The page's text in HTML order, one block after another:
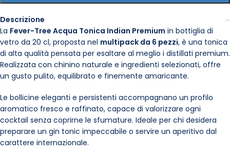
Descrizione
La Fever-Tree Acqua Tonica Indian Premium in bottiglia di
vetro da 20 cl, proposta nel multipack da 6 pezzi, è una tonica
di alta qualità pensata per esaltare al meglio i distillati premium.
Realizzata con chinino naturale e ingredienti selezionati, offre
un gusto pulito, equilibrato e finemente amaricante.
Le bollicine eleganti e persistenti accompagnano un profilo
aromatico fresco e raffinato, capace di valorizzare ogni
cocktail senza coprirne le sfumature. Ideale per chi desidera
preparare un gin tonic impeccabile o servire un aperitivo dal
carattere internazionale.